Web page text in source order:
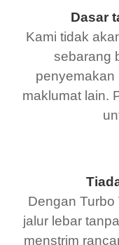
Dasar
Kami tidak
sebarang
penyemakan
maklumat lain.
Dengan
jalur lebar
menstrim